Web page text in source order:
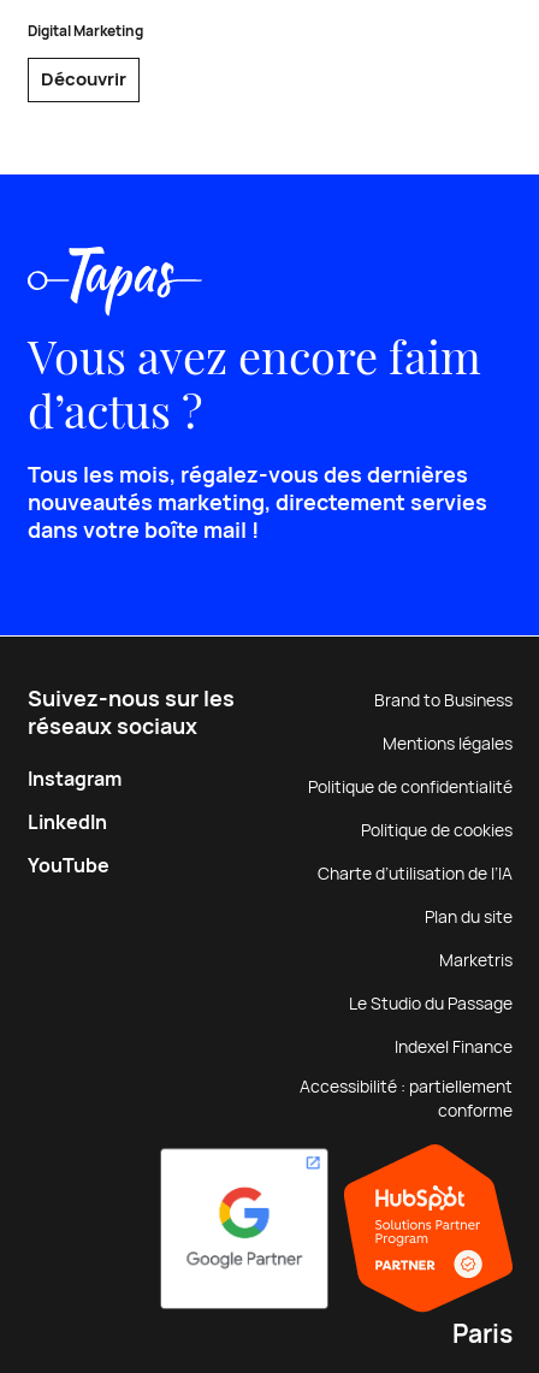
Digital Marketing
Découvrir
Vous avez encore faim
d’actus ?
Tous les mois, régalez-vous des dernières
nouveautés marketing, directement servies
dans votre boîte mail !
Suivez-nous sur les
réseaux sociaux
Instagram
LinkedIn
YouTube
Paris
Brand to Business
Mentions légales
Politique de confidentialité
Politique de cookies
Charte d’utilisation de l’IA
Plan du site
Marketris
Le Studio du Passage
Indexel Finance
Accessibilité : partiellement
conforme